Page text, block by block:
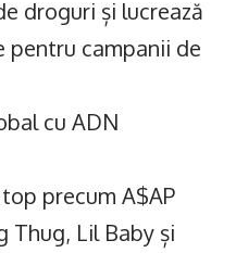
droguri și lucrează
pentru campanii de
cu ADN
precum A$AP
Thug, Lil Baby și